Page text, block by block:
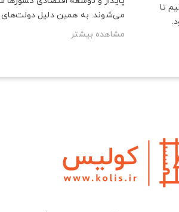
می‌شوند. به همین دلیل دولت‌های
مشاهده بیشتر
تا